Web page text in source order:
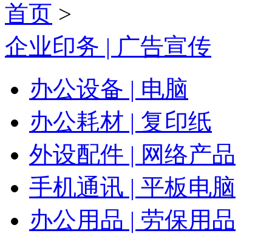
首页 >
企业印务 | 广告宣传
办公设备 | 电脑
办公耗材 | 复印纸
外设配件 | 网络产品
手机通讯 | 平板电脑
办公用品 | 劳保用品